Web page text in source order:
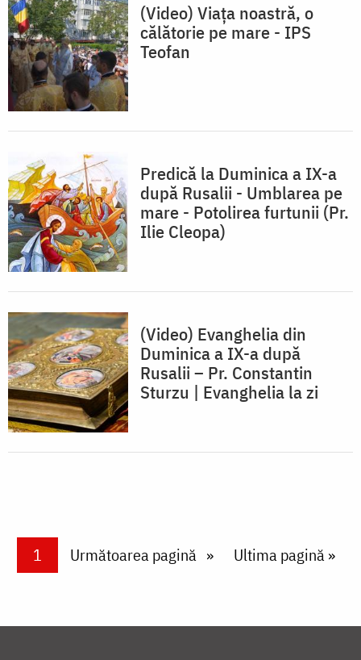
(Video) Viața noastră, o
călătorie pe mare - IPS
Teofan
Predică la Duminica a IX-a
după Rusalii - Umblarea pe
mare - Potolirea furtunii (Pr.
Ilie Cleopa)
(Video) Evanghelia din
Duminica a IX-a după
Rusalii – Pr. Constantin
Sturzu | Evanghelia la zi
PaginareCurrent page
1 Next page
Următoarea pagină Last page
Ultima pagină »